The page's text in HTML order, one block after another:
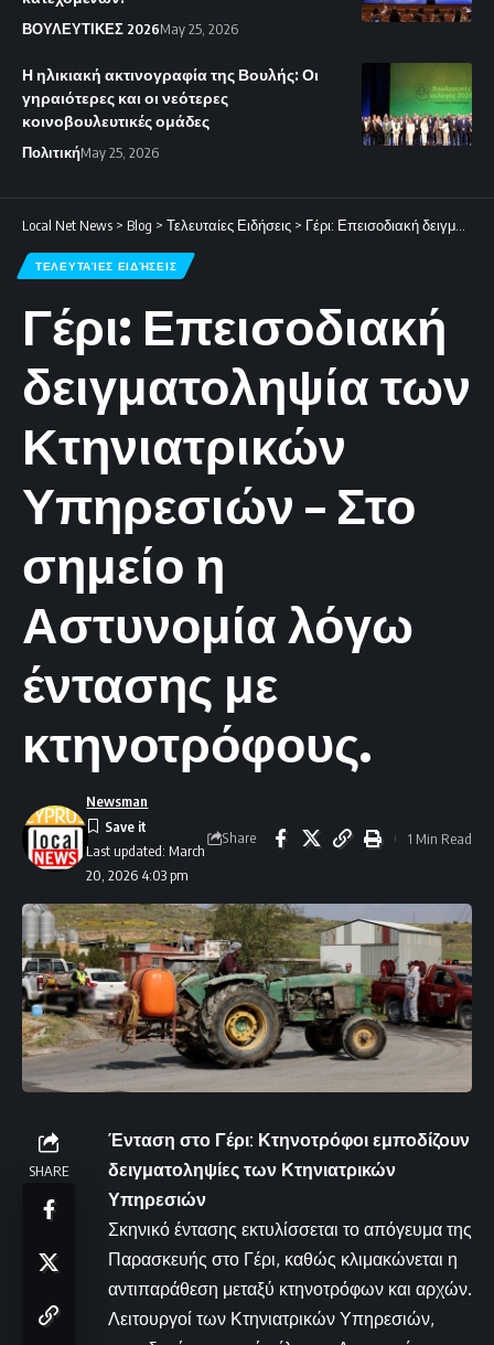
ΒΟΥΛΕΥΤΙΚΕΣ 2026May 25, 2026
Η ηλικιακή ακτινογραφία της Βουλής: Οι
γηραιότερες και οι νεότερες
κοινοβουλευτικές ομάδες
ΠολιτικήMay 25, 2026
Local Net News > Blog > Τελευταίες Ειδήσεις > Γέρι: Επεισοδιακή δειγματοληψία των Κτηνιατρικών Υπηρεσιών – Στο σημείο η Αστυνομία λόγω έντασης με κτηνοτρόφους.
ΤΕΛΕΥΤΑΊΕΣ ΕΙΔΉΣΕΙΣ
Γέρι: Επεισοδιακή
δειγματοληψία των
Κτηνιατρικών
Υπηρεσιών – Στο
σημείο η
Αστυνομία λόγω
έντασης με
κτηνοτρόφους.
Last updated: March
20, 2026 4:03 pm
Newsman
Share 1 Min Read
SHARE
Ένταση στο Γέρι: Κτηνοτρόφοι εμποδίζουν
δειγματοληψίες των Κτηνιατρικών
Υπηρεσιών
Σκηνικό έντασης εκτυλίσσεται το απόγευμα της
Παρασκευής στο Γέρι, καθώς κλιμακώνεται η
αντιπαράθεση μεταξύ κτηνοτρόφων και αρχών.
Λειτουργοί των Κτηνιατρικών Υπηρεσιών,